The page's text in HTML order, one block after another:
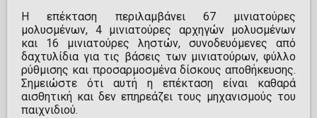
Η επέκταση περιλαμβάνει 67 μινιατούρες
μολυσμένων, 4 μινιατούρες αρχηγών μολυσμένων
και 16 μινιατούρες ληστών, συνοδευόμενες από
δαχτυλίδια για τις βάσεις των μινιατούρων, φύλλο
ρύθμισης και προσαρμοσμένα δίσκους αποθήκευσης.
Σημειώστε ότι αυτή η επέκταση είναι καθαρά
αισθητική και δεν επηρεάζει τους μηχανισμούς του
παιχνιδιού.